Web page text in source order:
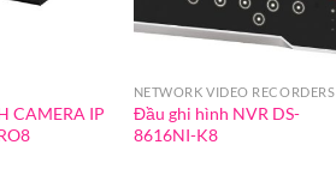
CAMERA IP
NETWORK VIDEO RECORDERS
Đầu ghi hình NVR DS-
8616NI-K8